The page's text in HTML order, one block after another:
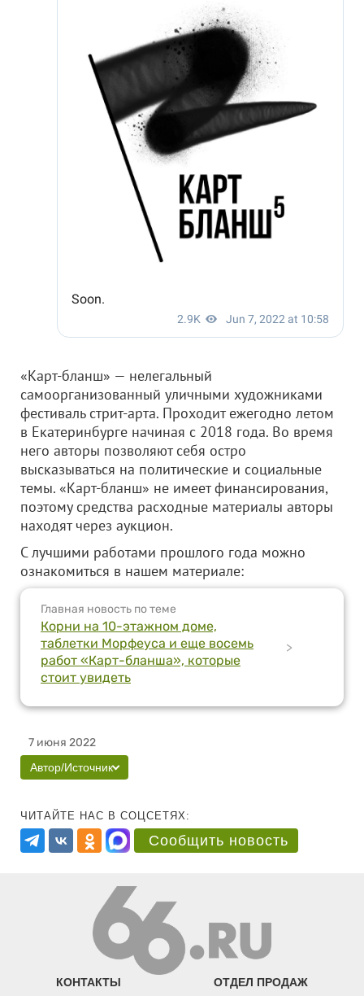
«Карт-бланш» — нелегальный
самоорганизованный уличными художниками
фестиваль стрит-арта. Проходит ежегодно летом
в Екатеринбурге начиная с 2018 года. Во время
него авторы позволяют себя остро
высказываться на политические и социальные
темы. «Карт-бланш» не имеет финансирования,
поэтому средства расходные материалы авторы
находят через аукцион.
С лучшими работами прошлого года можно
ознакомиться в нашем материале:
Главная новость по теме
Корни на 10-этажном доме,
таблетки Морфеуса и еще восемь
работ «Карт-бланша», которые
стоит увидеть
>
7 июня 2022
Автор/Источник
ЧИТАЙТЕ НАС В СОЦСЕТЯХ:
Сообщить новость
КОНТАКТЫ ОТДЕЛ ПРОДАЖ